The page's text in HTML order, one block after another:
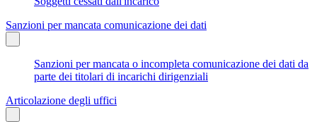
Sanzioni per mancata comunicazione dei dati
Sanzioni per mancata o incompleta comunicazione dei dati da
parte dei titolari di incarichi dirigenziali
Articolazione degli uffici